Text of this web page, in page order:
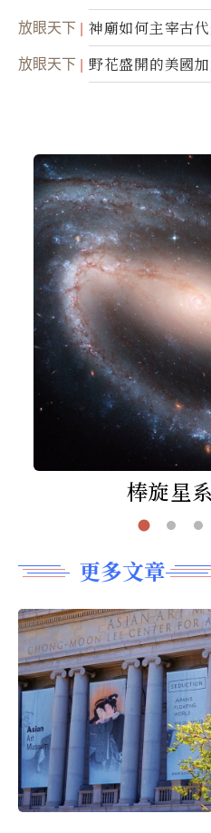
放眼天下 神廟如何主宰古
放眼天下 野花盛開的美國
棒旋星
更多文章